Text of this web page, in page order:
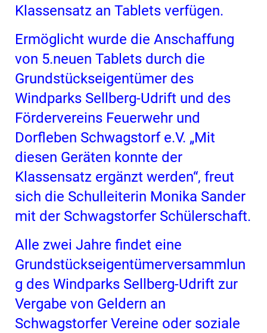
Klassensatz an Tablets verfügen.
Ermöglicht wurde die Anschaffung
von 5.neuen Tablets durch die
Grundstückseigentümer des
Windparks Sellberg-Udrift und des
Fördervereins Feuerwehr und
Dorfleben Schwagstorf e.V. „Mit
diesen Geräten konnte der
Klassensatz ergänzt werden“, freut
sich die Schulleiterin Monika Sander
mit der Schwagstorfer Schülerschaft.
Alle zwei Jahre findet eine
Grundstückseigentümerversammlun
g des Windparks Sellberg-Udrift zur
Vergabe von Geldern an
Schwagstorfer Vereine oder soziale